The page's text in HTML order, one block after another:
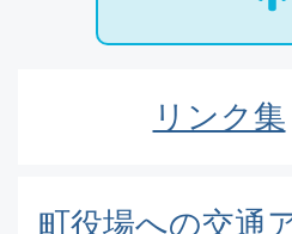
リンク集
町役場への交通